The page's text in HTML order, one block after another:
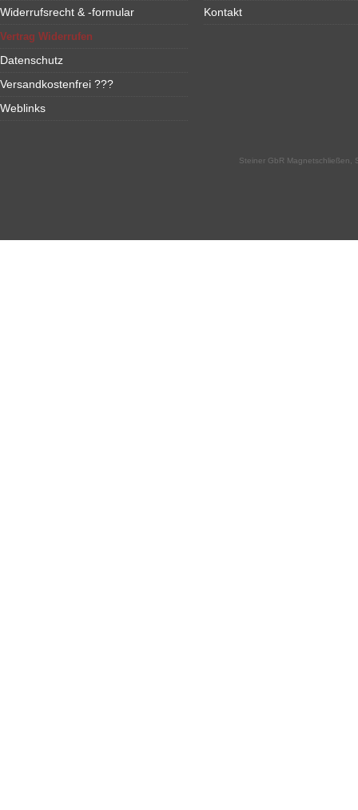
Widerrufsrecht & -formular
Vertrag Widerrufen
Datenschutz
Versandkostenfrei ???
Weblinks
Kontakt
Steiner GbR